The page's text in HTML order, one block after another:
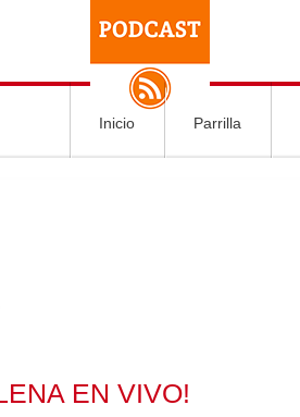
Inicio Parrilla
EN VIVO!